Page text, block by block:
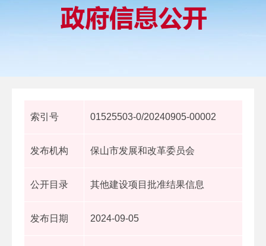
索引号 01525503-0/20240905-00002
发布机构 保山市发展和改革委员会
公开目录 其他建设项目批准结果信息
发布日期 2024-09-05